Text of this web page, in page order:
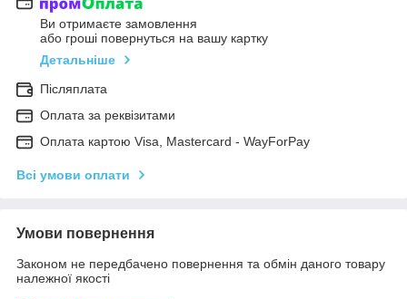
Ви отримаєте замовлення
або гроші повернуться на вашу картку
Детальніше
Післяплата
Оплата за реквізитами
Оплата картою Visa, Mastercard - WayForPay
Всі умови оплати
Умови повернення
Законом не передбачено повернення та обмін даного товару
належної якості